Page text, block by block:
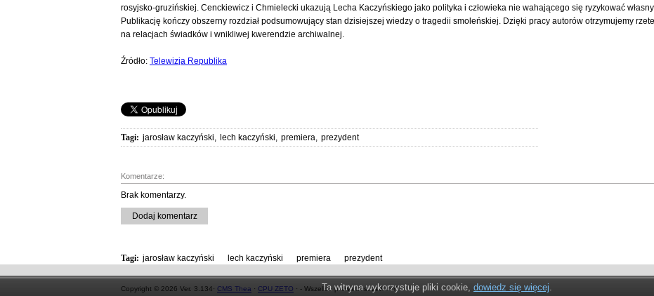
Ta witryna wykorzystuje pliki cookie, dowiedz się więcej.
rosyjsko-gruzińskiej. Cenckiewicz i Chmielecki ukazują Lecha Kaczyńskiego jako polityka i człowieka nie wahającego się ryzykować
Publikację kończy obszerny rozdział podsumowujący stan dzisiejszej wiedzy o tragedii smoleńskiej. Dzięki pracy autorów otrzymujemy
na relacjach świadków i wnikliwej kwerendzie archiwalnej.
Źródło: Telewizja Republika
Tagi: jarosław kaczyński, lech kaczyński, premiera, prezydent
Komentarze:
Brak komentarzy.
Dodaj komentarz
Tagi: jarosław kaczyński lech kaczyński premiera prezydent
Copyright © 2026 Ver. 3.134· CMS Thea · CPU ZETO · - Wszelkie prawa zastrzeżone!